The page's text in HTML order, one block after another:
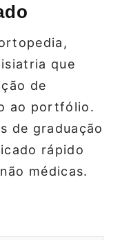
que
de
ao portfólio.
de graduação
rápido
médicas.